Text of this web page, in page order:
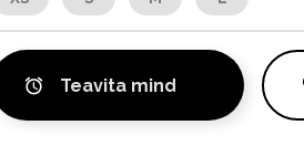
Teavita mind